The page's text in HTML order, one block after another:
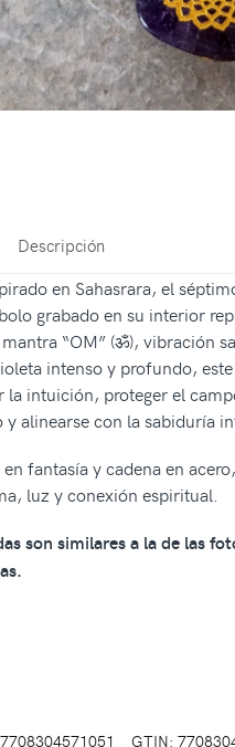
Descripción
en Sahasrara, el
grabado en su interior
“OM” (ॐ), vibración
intenso y profundo,
intuición, proteger el
alinearse con la sabiduría
fantasía y cadena en
luz y conexión espiritual.
son similares a la de las
7708304571051 GTIN: